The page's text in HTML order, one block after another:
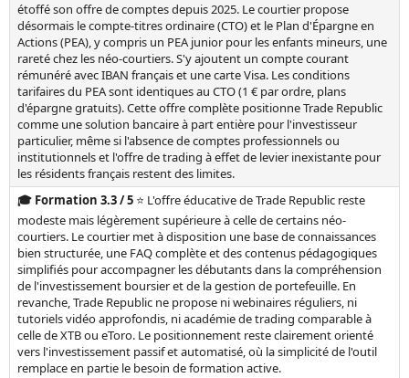
étoffé son offre de comptes depuis 2025. Le courtier propose
désormais le compte-titres ordinaire (CTO) et le Plan d'Épargne en
Actions (PEA), y compris un PEA junior pour les enfants mineurs, une
rareté chez les néo-courtiers. S'y ajoutent un compte courant
rémunéré avec IBAN français et une carte Visa. Les conditions
tarifaires du PEA sont identiques au CTO (1 € par ordre, plans
d'épargne gratuits). Cette offre complète positionne Trade Republic
comme une solution bancaire à part entière pour l'investisseur
particulier, même si l'absence de comptes professionnels ou
institutionnels et l'offre de trading à effet de levier inexistante pour
les résidents français restent des limites.
🎓 Formation 3.3 / 5 ⭐ L'offre éducative de Trade Republic reste
modeste mais légèrement supérieure à celle de certains néo-
courtiers. Le courtier met à disposition une base de connaissances
bien structurée, une FAQ complète et des contenus pédagogiques
simplifiés pour accompagner les débutants dans la compréhension
de l'investissement boursier et de la gestion de portefeuille. En
revanche, Trade Republic ne propose ni webinaires réguliers, ni
tutoriels vidéo approfondis, ni académie de trading comparable à
celle de XTB ou eToro. Le positionnement reste clairement orienté
vers l'investissement passif et automatisé, où la simplicité de l'outil
remplace en partie le besoin de formation active.